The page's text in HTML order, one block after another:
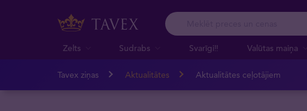
Zelts Sudrabs Svarīgi‼️ Valūtas maiņa
Tavex ziņas Aktualitātes Aktualitātes ceļotājiem